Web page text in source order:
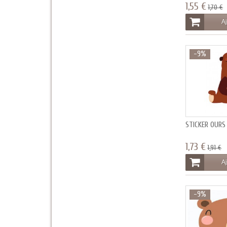
1,55 €1,70 €
STICKER
-9%
1,73 €1,91 €
-9%